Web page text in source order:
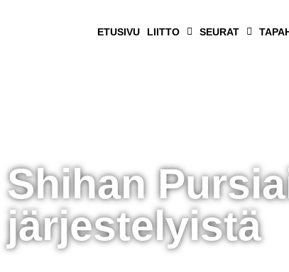
ETUSIVU LIITTO SEURAT
Shihan
järjestelyistä